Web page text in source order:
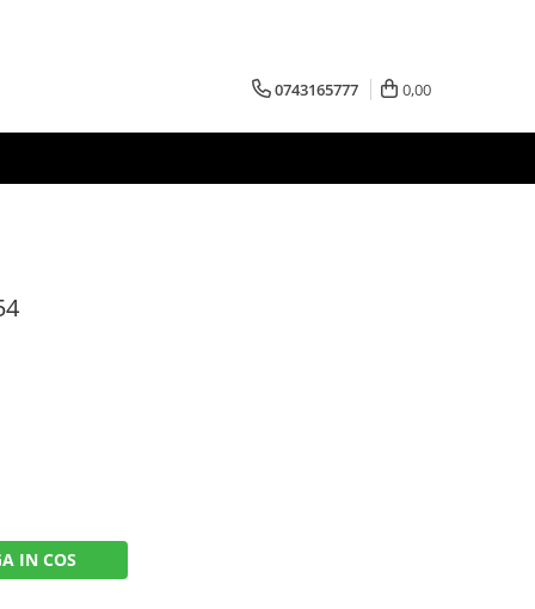
0743165777 0,00
IN COS